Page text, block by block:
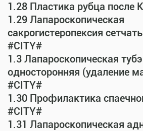
1.28 Пластика рубца после
1.29 Лапароскопическая
сакрогистеропексия
#CITY#
1.3 Лапароскопическая
односторонняя (удаление
#CITY#
1.30 Профилактика
#CITY#
1.31 Лапароскопическая